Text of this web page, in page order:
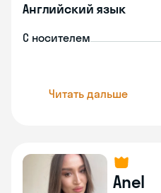
Английский язык
С носителем
Читать дальше
Anel